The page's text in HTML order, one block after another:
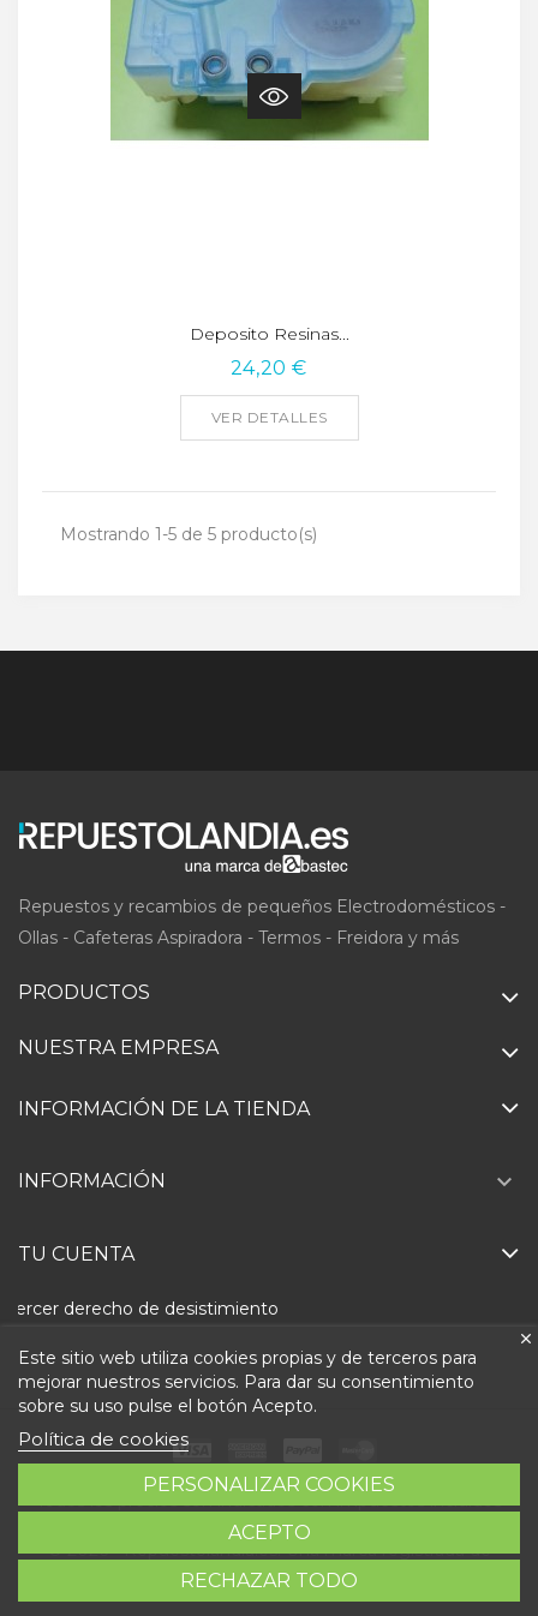
Deposito Resinas...
24,20 €
VER DETALLES
Mostrando 1-5 de 5 producto(s)
Repuestos y recambios de pequeños Electrodomésticos -
Ollas - Cafeteras Aspiradora - Termos - Freidora y más
PRODUCTOS
NUESTRA EMPRESA
INFORMACIÓN DE LA TIENDA
Este sitio web utiliza cookies propias y de terceros para
mejorar nuestros servicios. Para dar su consentimiento
sobre su uso pulse el botón Acepto.
Política de cookies
PERSONALIZAR COOKIES
RECHAZAR TODO
ACEPTO
INFORMACIÓN 
TU CUENTA
Ejercer derecho de desistimiento
Todos los precios son indicados con impuestos incluidos
© 2026 - Repuestolandia.es. Una marca registrada de
Abastec S.L. Diseño web:Direfentes